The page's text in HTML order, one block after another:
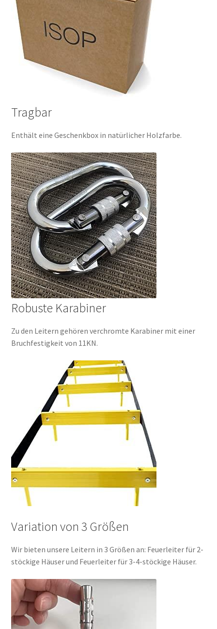
Tragbar
Enthält eine Geschenkbox in natürlicher Holzfarbe.
Robuste Karabiner
Zu den Leitern gehören verchromte Karabiner mit einer
Bruchfestigkeit von 11KN.
Variation von 3 Größen
Wir bieten unsere Leitern in 3 Größen an: Feuerleiter für 2-
stöckige Häuser und Feuerleiter für 3-4-stöckige Häuser.